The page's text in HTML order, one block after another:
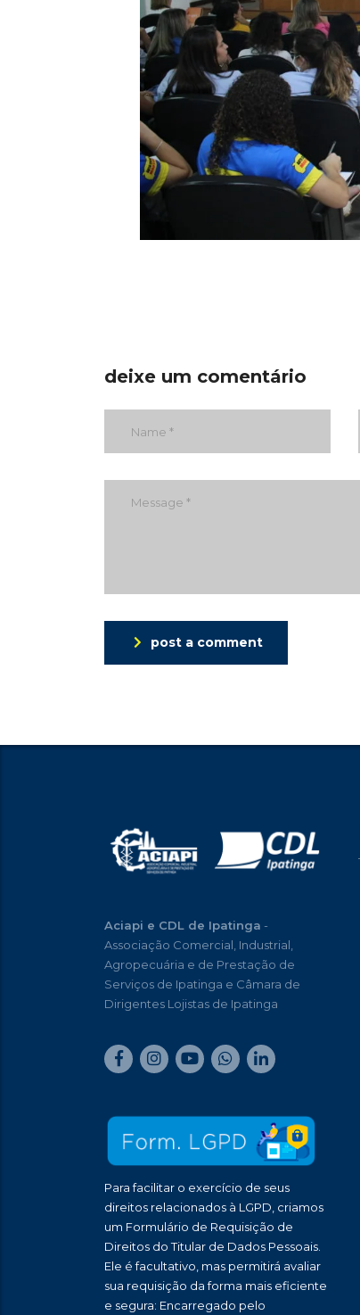
deixe um comentário
post a comment
Aciapi e CDL de Ipatinga -
Associação Comercial, Industrial,
Agropecuária e de Prestação de
Serviços de Ipatinga e Câmara de
Dirigentes Lojistas de Ipatinga
Para facilitar o exercício de seus
direitos relacionados à LGPD, criamos
um Formulário de Requisição de
Direitos do Titular de Dados Pessoais.
Ele é facultativo, mas permitirá avaliar
sua requisição da forma mais eficiente
e segura: Encarregado pelo